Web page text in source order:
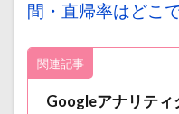
間・直帰率はどこ
関連記事
Googleアナリティ